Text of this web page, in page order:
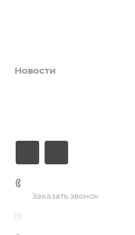
Новости
Заказать звонок